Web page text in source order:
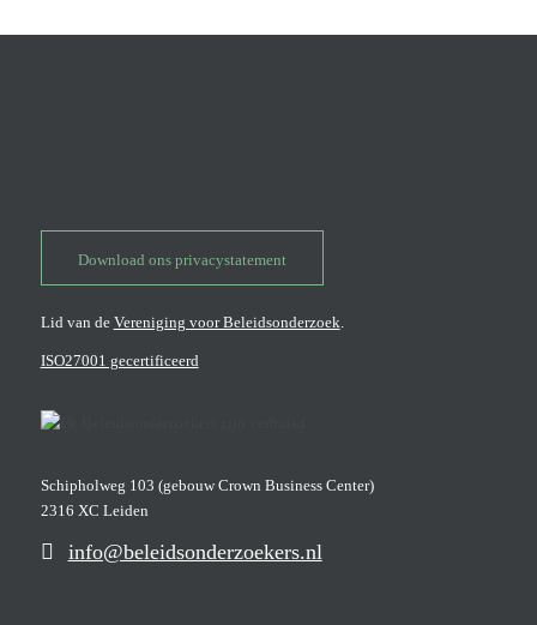
Download ons privacystatement
Lid van de Vereniging voor Beleidsonderzoek
ISO27001 gecertificeerd
Schipholweg 103 (gebouw Crown Business Center)
2316 XC Leiden
info@beleidsonderzoekers.nl